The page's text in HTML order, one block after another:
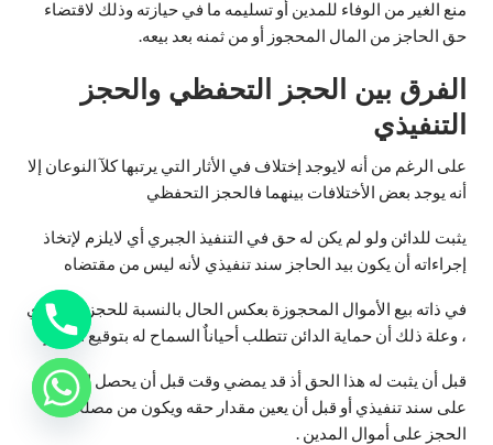
منع الغير من الوفاء للمدين أو تسليمه ما في حيازته وذلك لاقتضاء
حق الحاجز من المال المحجوز أو من ثمنه بعد بيعه.
الفرق بين الحجز التحفظي والحجز
التنفيذي
على الرغم من أنه لايوجد إختلاف في الأثار التي يرتبها كلآ النوعان إلا
أنه يوجد بعض الأختلافات بينهما فالحجز التحفظي
يثبت للدائن ولو لم يكن له حق في التنفيذ الجبري أي لايلزم لإتخاذ
إجراءاته أن يكون بيد الحاجز سند تنفيذي لأنه ليس من مقتضاه
في ذاته بيع الأموال المحجوزة بعكس الحال بالنسبة للحجز التنفيذي
، وعلة ذلك أن حماية الدائن تتطلب أحياناٌ السماح له بتوقيع الحجز
قبل أن يثبت له هذا الحق أذ قد يمضي وقت قبل أن يحصل الدائن
على سند تنفيذي أو قبل أن يعين مقدار حقه ويكون من مصلحته
الحجز على أموال المدين .